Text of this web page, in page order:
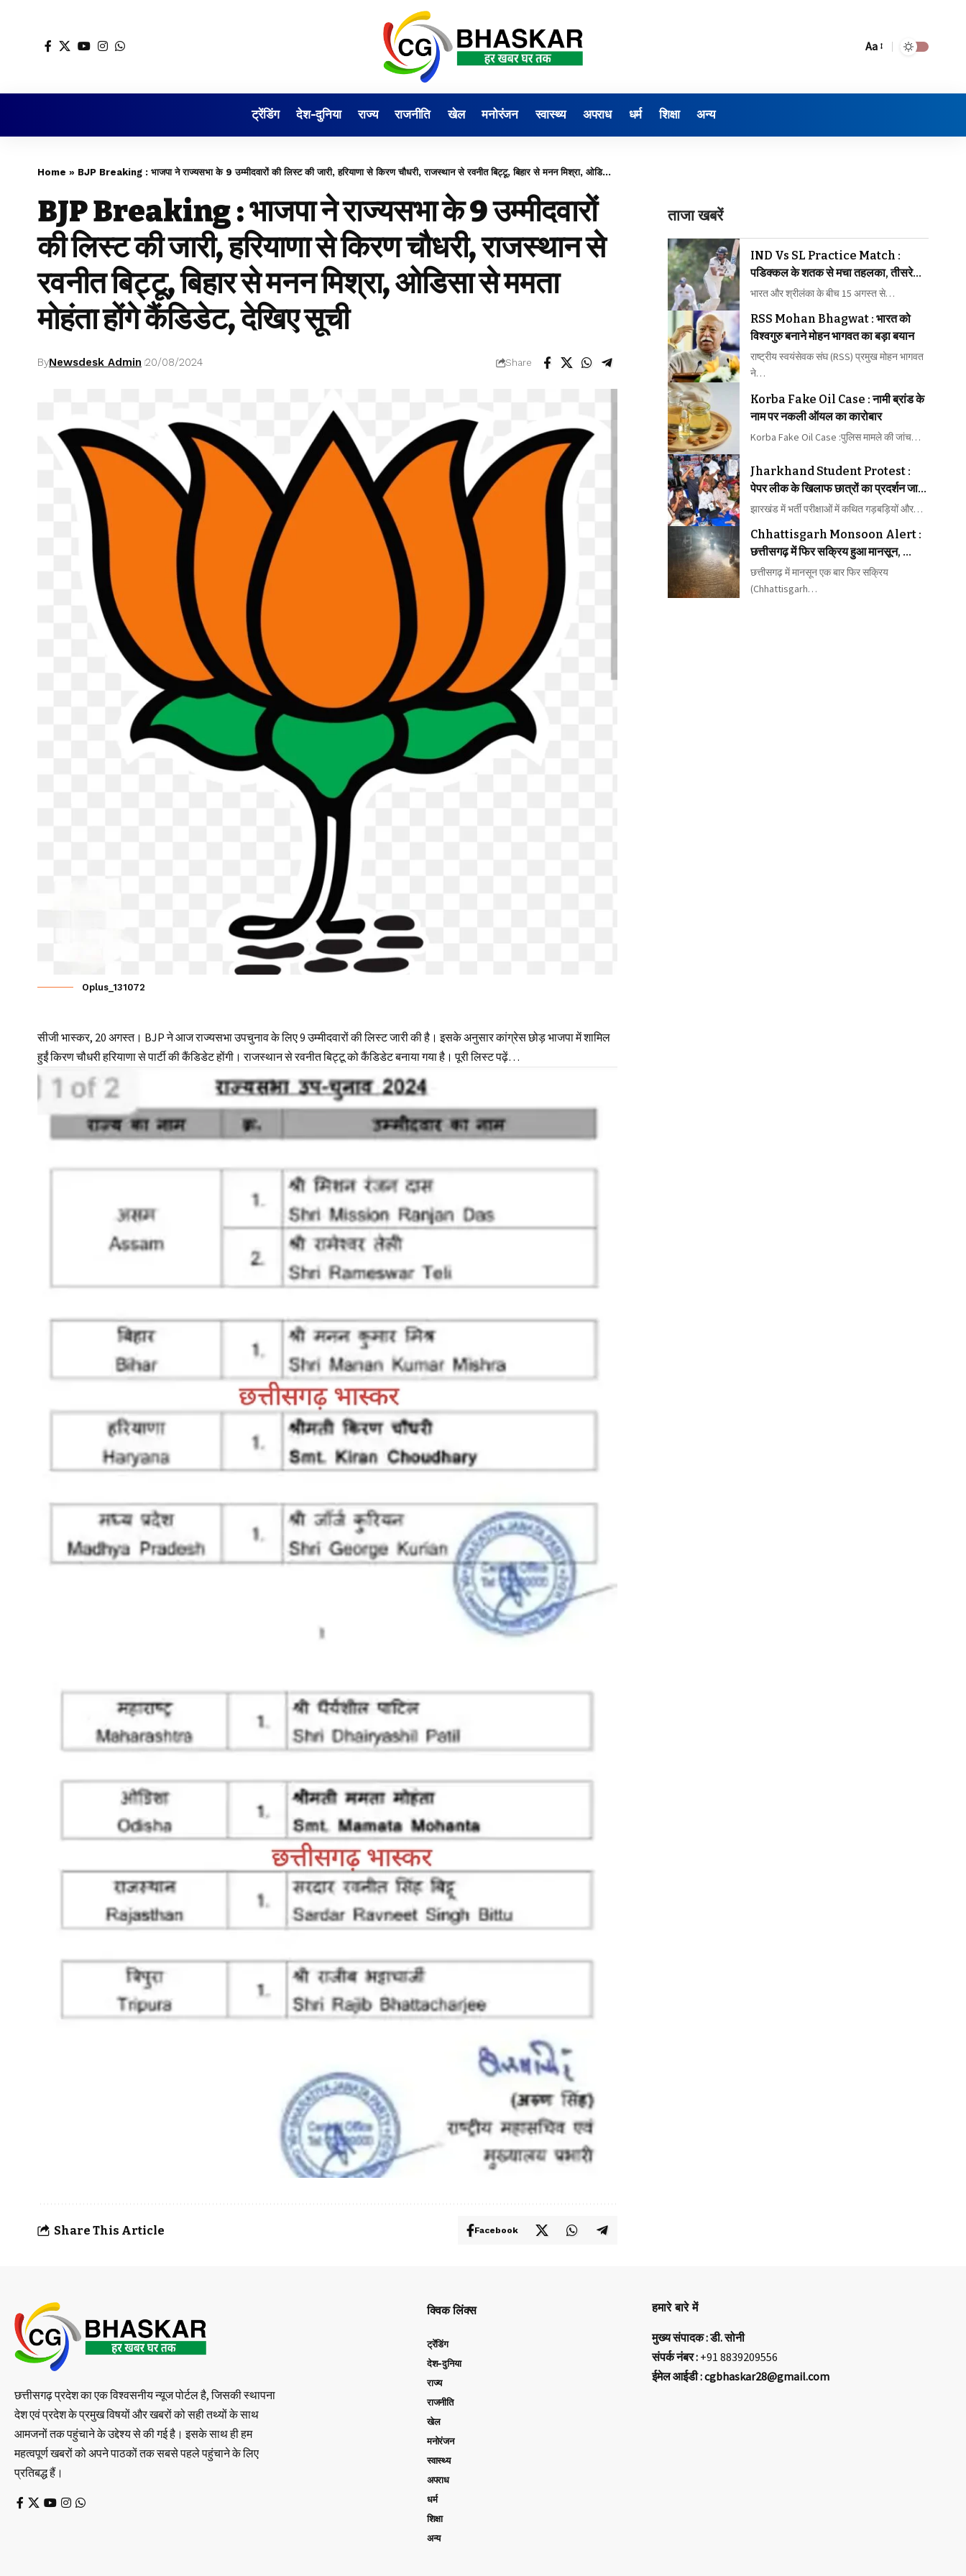
Aa
ट्रेंडिंग देश-दुनिया राज्य राजनीति खेल मनोरंजन स्वास्थ्य अपराध धर्म शिक्षा अन्य
Home » BJP Breaking : भाजपा ने राज्यसभा के 9 उम्मीदवारों की लिस्ट की जारी, हरियाणा से किरण चौधरी, राजस्थान से रवनीत बिट्टू, बिहार से मनन मिश्रा, ओडिसा से ममता मोहंता होंगे कैंडिडेट, देखिए सूची
BJP Breaking : भाजपा ने राज्यसभा के 9 उम्मीदवारों
की लिस्ट की जारी, हरियाणा से किरण चौधरी, राजस्थान से
रवनीत बिट्टू, बिहार से मनन मिश्रा, ओडिसा से ममता
मोहंता होंगे कैंडिडेट, देखिए सूची
ByNewsdesk Admin 20/08/2024 Share
Oplus_131072
सीजी भास्कर, 20 अगस्त। BJP ने आज राज्यसभा उपचुनाव के लिए 9 उम्मीदवारों की लिस्ट जारी की है। इसके अनुसार कांग्रेस छोड़ भाजपा में शामिल
हुईं किरण चौधरी हरियाणा से पार्टी की कैंडिडेट होंगी। राजस्थान से रवनीत बिट्टू को कैंडिडेट बनाया गया है। पूरी लिस्ट पढ़ें…
Share This Article Facebook
ताजा खबरें
IND Vs SL Practice Match :
पडिक्कल के शतक से मचा तहलका, तीसरे
नंबर के लिए ठोकी मजबूत दावेदारी, गुरनूर ने भी
भारत और श्रीलंका के बीच 15 अगस्त से…
RSS Mohan Bhagwat : भारत को
विश्वगुरु बनाने मोहन भागवत का बड़ा बयान
राष्ट्रीय स्वयंसेवक संघ (RSS) प्रमुख मोहन भागवत
ने…
Korba Fake Oil Case : नामी ब्रांड के
नाम पर नकली ऑयल का कारोबार
Korba Fake Oil Case :पुलिस मामले की जांच…
Jharkhand Student Protest :
पेपर लीक के खिलाफ छात्रों का प्रदर्शन जारी,
हेमंत सोरेन सरकार से दूसरे दौर की वार्ता भी
झारखंड में भर्ती परीक्षाओं में कथित गड़बड़ियों और…
Chhattisgarh Monsoon Alert :
छत्तीसगढ़ में फिर सक्रिय हुआ मानसून,
भाटापारा में ट्रैक पर पानी से ट्रेनें प्रभावित
छत्तीसगढ़ में मानसून एक बार फिर सक्रिय
(Chhattisgarh…
छत्तीसगढ़ प्रदेश का एक विश्वसनीय न्यूज पोर्टल है, जिसकी स्थापना
देश एवं प्रदेश के प्रमुख विषयों और खबरों को सही तथ्यों के साथ
आमजनों तक पहुंचाने के उद्देश्य से की गई है। इसके साथ ही हम
महत्वपूर्ण खबरों को अपने पाठकों तक सबसे पहले पहुंचाने के लिए
प्रतिबद्ध हैं।
क्विक लिंक्स
ट्रेंडिंग
देश-दुनिया
राज्य
राजनीति
खेल
मनोरंजन
स्वास्थ्य
अपराध
धर्म
शिक्षा
अन्य
हमारे बारे में
मुख्य संपादक : डी. सोनी
संपर्क नंबर : +91 8839209556
ईमेल आईडी : cgbhaskar28@gmail.com